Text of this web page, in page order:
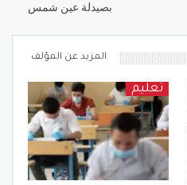
بصيدلة عين شمس
المزيد عن المؤلف
تعليم